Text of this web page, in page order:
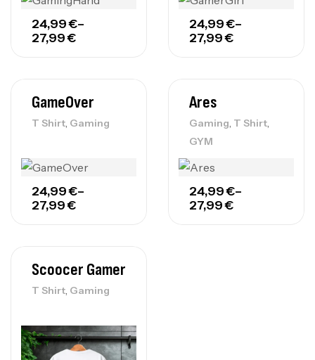
24,99€–
27,99€
24,99€–
27,99€
GameOver
T Shirt Gaming
24,99€–
27,99€
Ares
Gaming T Shirt
GYM
24,99€–
27,99€
Scoocer Gamer
T Shirt Gaming